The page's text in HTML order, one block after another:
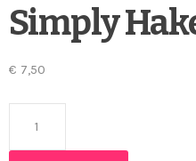
Simply
€ 7,50